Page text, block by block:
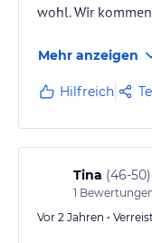
wohl. Wir
Mehr anzeigen
Hilfreich
Tina (46-50)
1
Vor 2 Jahren •